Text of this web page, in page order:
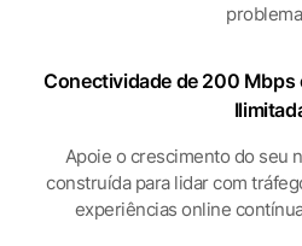
Conectividade de 200 Mbps
Apoie o crescimento do seu
construída para lidar com
experiências online